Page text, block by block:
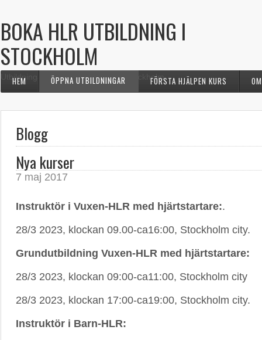
BOKA HLR UTBILDNING I
STOCKHOLM
Utbildningar i hjärt-lungräddning i Stockholm
HEM ÖPPNA UTBILDNINGAR FÖRSTA HJÄLPEN KURS
Blogg
Nya kurser
7 maj 2017
Instruktör i Vuxen-HLR med hjärtstartare:.
28/3 2023, klockan 09.00-ca16:00, Stockholm city.
Grundutbildning Vuxen-HLR med hjärtstartare:
28/3 2023, klockan 09:00-ca11:00, Stockholm city
28/3 2023, klockan 17:00-ca19:00, Stockholm city.
Instruktör i Barn-HLR: